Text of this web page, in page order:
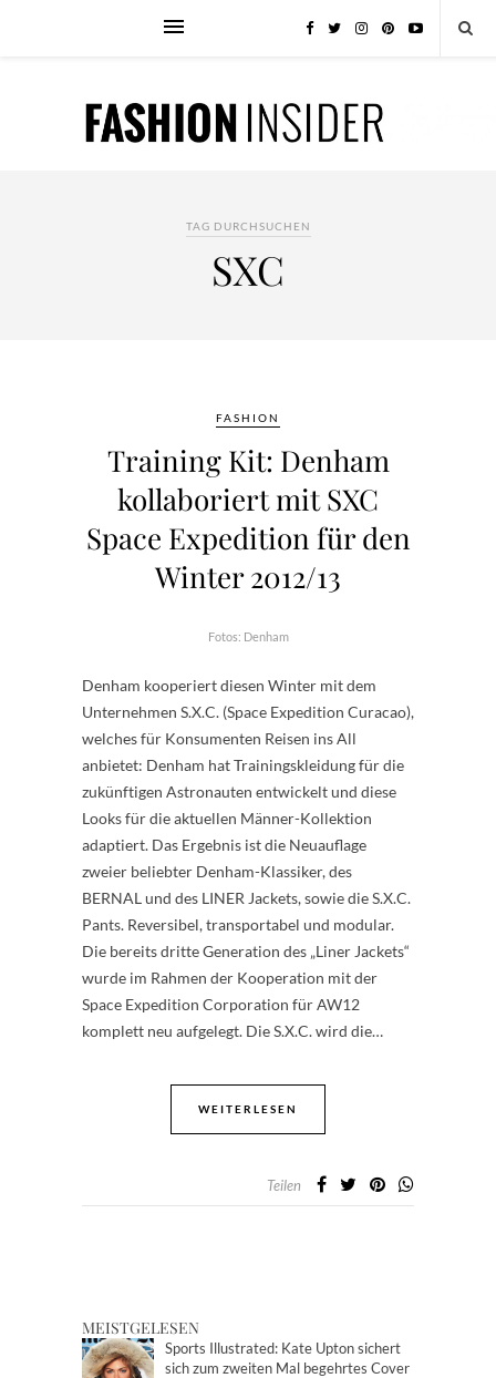
TAG DURCHSUCHEN
SXC
FASHION
Training Kit: Denham
kollaboriert mit SXC
Space Expedition für den
Winter 2012/13
Fotos: Denham
Denham kooperiert diesen Winter mit dem
Unternehmen S.X.C. (Space Expedition Curacao),
welches für Konsumenten Reisen ins All
anbietet: Denham hat Trainingskleidung für die
zukünftigen Astronauten entwickelt und diese
Looks für die aktuellen Männer-Kollektion
adaptiert. Das Ergebnis ist die Neuauflage
zweier beliebter Denham-Klassiker, des
BERNAL und des LINER Jackets, sowie die S.X.C.
Pants. Reversibel, transportabel und modular.
Die bereits dritte Generation des „Liner Jackets“
wurde im Rahmen der Kooperation mit der
Space Expedition Corporation für AW12
komplett neu aufgelegt. Die S.X.C. wird die…
WEITERLESEN
Teilen
MEISTGELESEN
Sports Illustrated: Kate Upton sichert
sich zum zweiten Mal begehrtes Cover